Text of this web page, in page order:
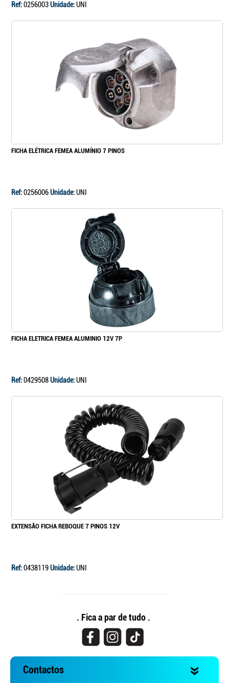
Ref:0256003Unidade:UNI
FICHA ELÉTRICA FEMEA ALUMÍNIO 7 PINOS
Ref:0256006Unidade:UNI
FICHA ELETRICA FEMEA ALUMINIO 12V 7P
Ref:0429508Unidade:UNI
EXTENSÃO FICHA REBOQUE 7 PINOS 12V
Ref:0438119Unidade:UNI
. Fica a par de tudo .
Contactos